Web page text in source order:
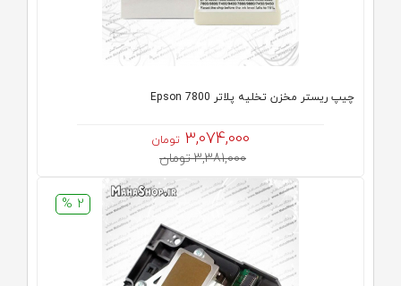
چیپ ریستر مخزن تخلیه پلاتر Epson 7800
3,074,000 تومان
3,381,000 تومان
2 %